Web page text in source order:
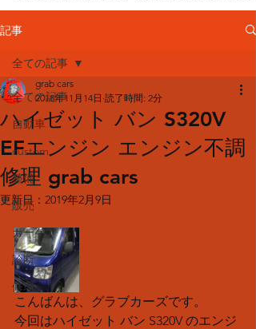
記事
全ての記事
自動車
custom
整備
販売
カーケア
診断
修理
全ての記事
ハイゼット バン S320V
EFエンジン エンジン不調
修理 grab cars
grab cars
2018年11月14日 読了時間: 2分
更新日： 2019年2月9日
こんばんは、グラブカーズです。
今回はハイゼット バン S320V のエンジ